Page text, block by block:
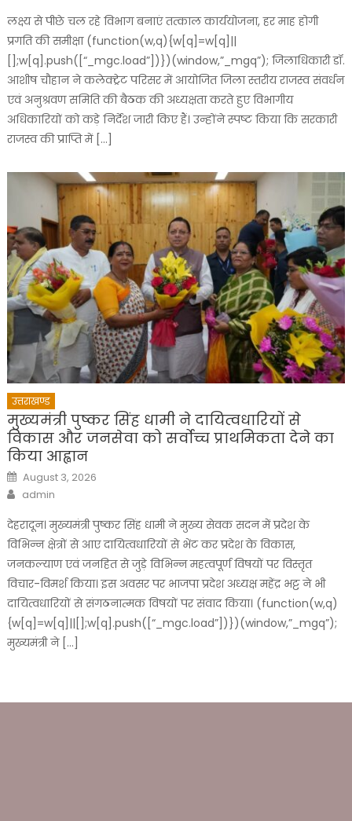
लक्ष्य से पीछे चल रहे विभाग बनाएं तत्काल कार्ययोजना, हर माह होगी
प्रगति की समीक्षा (function(w,q){w[q]=w[q]||
[];w[q].push([“_mgc.load”])})(window,”_mgq”); जिलाधिकारी डॉ.
आशीष चौहान ने कलेक्ट्रेट परिसर में आयोजित जिला स्तरीय राजस्व संवर्धन
एवं अनुश्रवण समिति की बैठक की अध्यक्षता करते हुए विभागीय
अधिकारियों को कड़े निर्देश जारी किए हैं। उन्होंने स्पष्ट किया कि सरकारी
राजस्व की प्राप्ति में […]
उत्तराखण्ड
मुख्यमंत्री पुष्कर सिंह धामी ने दायित्वधारियों से
विकास और जनसेवा को सर्वोच्च प्राथमिकता देने का
किया आह्वान
Posted
on
August 3, 2026
Author
admin
देहरादून। मुख्यमंत्री पुष्कर सिंह धामी ने मुख्य सेवक सदन में प्रदेश के
विभिन्न क्षेत्रों से आए दायित्वधारियों से भेंट कर प्रदेश के विकास,
जनकल्याण एवं जनहित से जुड़े विभिन्न महत्वपूर्ण विषयों पर विस्तृत
विचार-विमर्श किया। इस अवसर पर भाजपा प्रदेश अध्यक्ष महेंद्र भट्ट ने भी
दायित्वधारियों से संगठनात्मक विषयों पर संवाद किया। (function(w,q)
{w[q]=w[q]||[];w[q].push([“_mgc.load”])})(window,”_mgq”);
मुख्यमंत्री ने […]